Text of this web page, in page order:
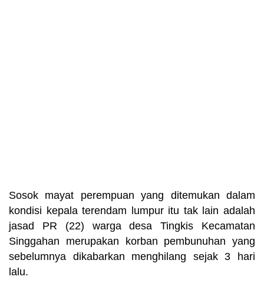
Sosok mayat perempuan yang ditemukan dalam
kondisi kepala terendam lumpur itu tak lain adalah
jasad PR (22) warga desa Tingkis Kecamatan
Singgahan merupakan korban pembunuhan yang
sebelumnya dikabarkan menghilang sejak 3 hari
lalu.